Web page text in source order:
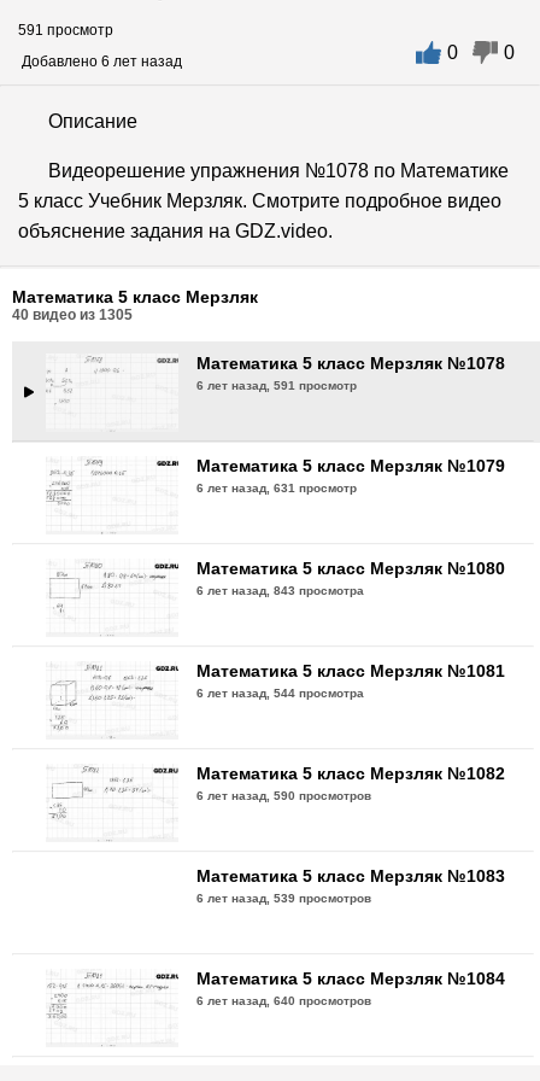
591 просмотр
Добавлено 6 лет назад
0 0
Описание
Видеорешение упражнения №1078 по Математике
5 класс Учебник Мерзляк. Смотрите подробное видео
объяснение задания на GDZ.video.
Математика 5 класс Мерзляк
40 видео из 1305
Математика 5 класс Мерзляк №1075
6 лет назад, 643 просмотра
Математика 5 класс Мерзляк №1078
6 лет назад,591 просмотр
Математика 5 класс Мерзляк №1079
6 лет назад,631 просмотр
Математика 5 класс Мерзляк №1080
6 лет назад,843 просмотра
Математика 5 класс Мерзляк №1081
6 лет назад,544 просмотра
Математика 5 класс Мерзляк №1082
6 лет назад,590 просмотров
Математика 5 класс Мерзляк №1083
6 лет назад,539 просмотров
Математика 5 класс Мерзляк №1084
6 лет назад,640 просмотров